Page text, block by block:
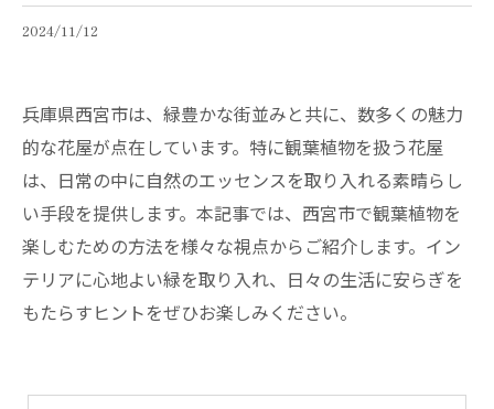
2024/11/12
兵庫県西宮市は、緑豊かな街並みと共に、数多くの魅力
的な花屋が点在しています。特に観葉植物を扱う花屋
は、日常の中に自然のエッセンスを取り入れる素晴らし
い手段を提供します。本記事では、西宮市で観葉植物を
楽しむための方法を様々な視点からご紹介します。イン
テリアに心地よい緑を取り入れ、日々の生活に安らぎを
もたらすヒントをぜひお楽しみください。